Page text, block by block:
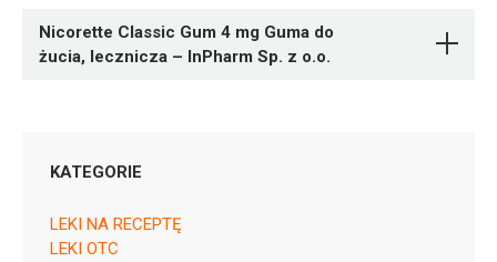
Nicorette Classic Gum 4 mg Guma do
żucia, lecznicza – InPharm Sp. z o.o.
KATEGORIE
LEKI NA RECEPTĘ
LEKI OTC